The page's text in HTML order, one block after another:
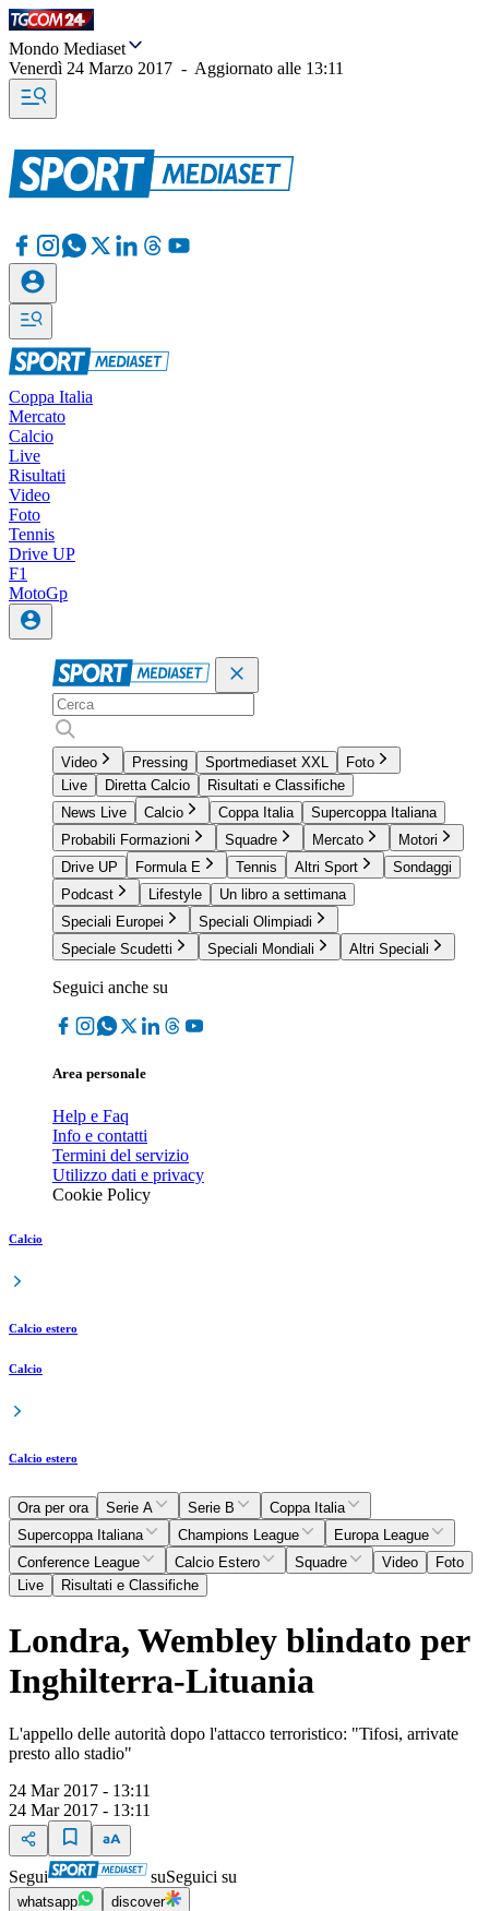
Mondo Mediaset
Venerdì 24 Marzo 2017 - Aggiornato alle 13:11
Coppa Italia
Mercato
Calcio
Live
Risultati
Video
Foto
Tennis
Drive UP
F1
MotoGp
Video Pressing Sportmediaset XXL
Foto
Live
Diretta Calcio
Risultati e Classifiche
News Live
Calcio Coppa Italia
Supercoppa Italiana
Probabili Formazioni
Squadre Mercato
Motori
Drive UP
Formula E Tennis Altri Sport
Sondaggi
Podcast
Lifestyle
Un libro a settimana
Speciali Europei
Speciali Olimpiadi
Speciale Scudetti
Speciali Mondiali Altri Speciali
Seguici anche su
Area personale
Help e Faq
Info e contatti
Termini del servizio
Utilizzo dati e privacy
Cookie Policy
Calcio
Calcio estero
Calcio
Calcio estero
Ora per ora Serie A Serie B
Coppa Italia
Supercoppa Italiana
Champions League
Europa League
Conference League
Calcio Estero Squadre Video
Foto
Live
Risultati e Classifiche
Londra, Wembley blindato per
Inghilterra-Lituania
L'appello delle autorità dopo l'attacco terroristico: "Tifosi, arrivate
presto allo stadio"
24 Mar 2017 - 13:11
24 Mar 2017 - 13:11
Segui suSeguici su
whatsapp discover